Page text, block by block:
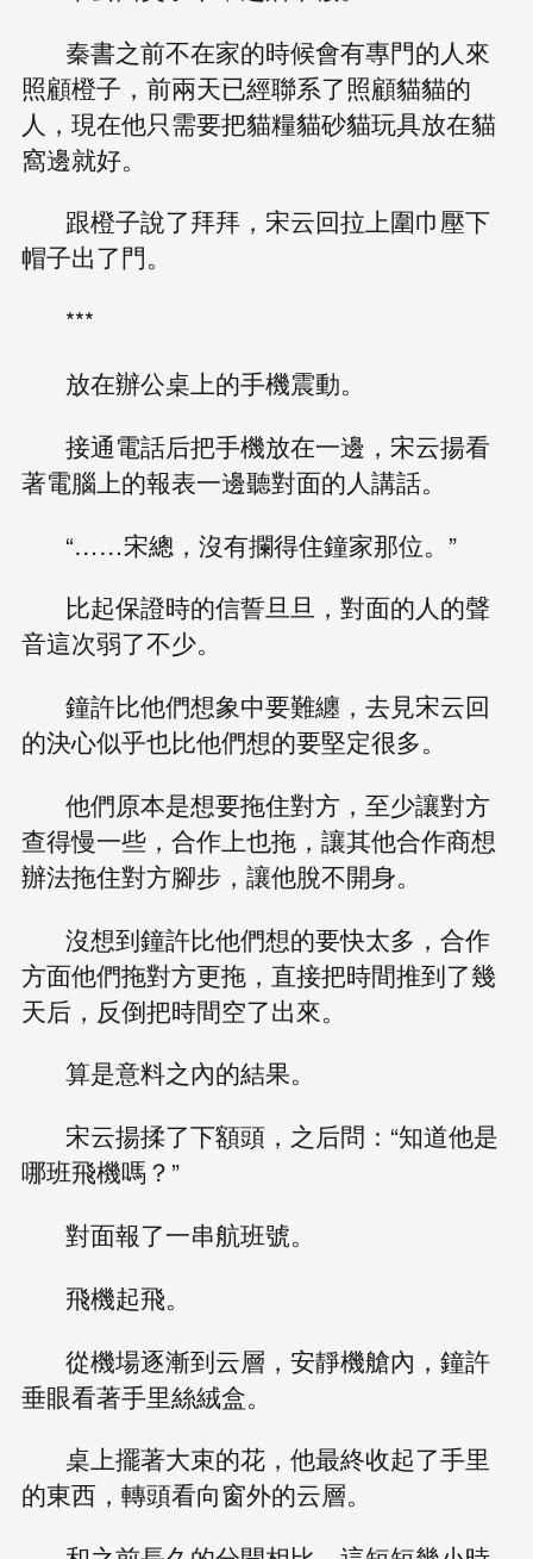
秦書之前不在家的時候會有專門的人來
照顧橙子，前兩天已經聯系了照顧貓貓的
人，現在他只需要把貓糧貓砂貓玩具放在貓
窩邊就好。
跟橙子說了拜拜，宋云回拉上圍巾壓下
帽子出了門。
***
放在辦公桌上的手機震動。
接通電話后把手機放在一邊，宋云揚看
著電腦上的報表一邊聽對面的人講話。
“……宋總，沒有攔得住鐘家那位。”
比起保證時的信誓旦旦，對面的人的聲
音這次弱了不少。
鐘許比他們想象中要難纏，去見宋云回
的決心似乎也比他們想的要堅定很多。
他們原本是想要拖住對方，至少讓對方
查得慢一些，合作上也拖，讓其他合作商想
辦法拖住對方腳步，讓他脫不開身。
沒想到鐘許比他們想的要快太多，合作
方面他們拖對方更拖，直接把時間推到了幾
天后，反倒把時間空了出來。
算是意料之內的結果。
宋云揚揉了下額頭，之后問：“知道他是
哪班飛機嗎？”
對面報了一串航班號。
飛機起飛。
從機場逐漸到云層，安靜機艙內，鐘許
垂眼看著手里絲絨盒。
桌上擺著大束的花，他最終收起了手里
的東西，轉頭看向窗外的云層。